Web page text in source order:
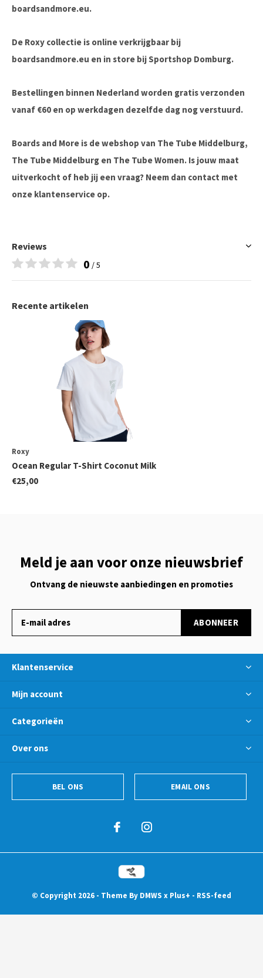
boardsandmore.eu.
De Roxy collectie is online verkrijgbaar bij
boardsandmore.eu en in store bij Sportshop Domburg.
Bestellingen binnen Nederland worden gratis verzonden
vanaf €60 en op werkdagen dezelfde dag nog verstuurd.
Boards and More is de webshop van The Tube Middelburg,
The Tube Middelburg en The Tube Women. Is jouw maat
uitverkocht of heb jij een vraag? Neem dan contact met
onze klantenservice op.
Reviews
0 / 5
Recente artikelen
Roxy
Ocean Regular T-Shirt Coconut Milk
€25,00
Meld je aan voor onze nieuwsbrief
Ontvang de nieuwste aanbiedingen en promoties
ABONNEER
Klantenservice
Mijn account
Categorieën
Over ons
BEL ONS EMAIL ONS
© Copyright 2026 - Theme By DMWS x Plus+ - RSS-feed